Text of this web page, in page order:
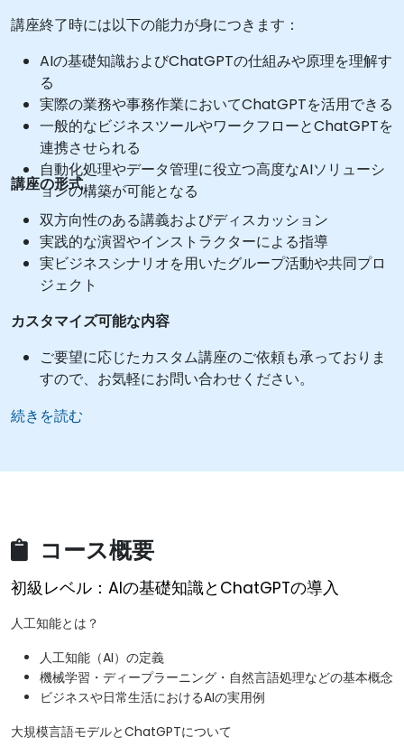
講座終了時には以下の能力が身につきます：
AIの基礎知識およびChatGPTの仕組みや原理を理解す
る
実際の業務や事務作業においてChatGPTを活用できる
一般的なビジネスツールやワークフローとChatGPTを
連携させられる
自動化処理やデータ管理に役立つ高度なAIソリューシ
ョンの構築が可能となる
講座の形式
双方向性のある講義およびディスカッション
実践的な演習やインストラクターによる指導
実ビジネスシナリオを用いたグループ活動や共同プロ
ジェクト
カスタマイズ可能な内容
ご要望に応じたカスタム講座のご依頼も承っておりま
すので、お気軽にお問い合わせください。
続きを読む
コース概要
初級レベル：AIの基礎知識とChatGPTの導入
人工知能とは？
人工知能（AI）の定義
機械学習・ディープラーニング・自然言語処理などの基本概念
ビジネスや日常生活におけるAIの実用例
大規模言語モデルとChatGPTについて